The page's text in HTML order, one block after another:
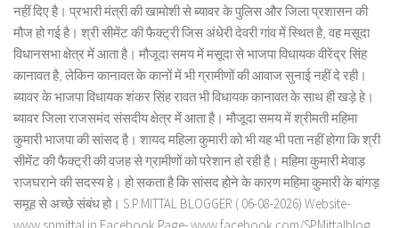
नहीं दिए है। प्रभारी मंत्री की खामोशी से ब्यावर के पुलिस और जिला प्रशासन की
मौज हो गई है। श्री सीमेंट की फैक्ट्री जिस अंधेरी देवरी गांव में स्थित है, वह मसूदा
विधानसभा क्षेत्र में आता है। मौजूदा समय में मसूदा से भाजपा विधायक वीरेंद्र सिंह
कानावत है, लेकिन कानावत के कानों में भी ग्रामीणों की आवाज सुनाई नहीं दे रही।
ब्यावर के भाजपा विधायक शंकर सिंह रावत भी विधायक कानावत के साथ ही खड़े हे।
ब्यावर जिला राजसमंद संसदीय क्षेत्र में आता है। मौजूदा समय में श्रीमती महिमा
कुमारी भाजपा की सांसद है। शायद महिला कुमारी को भी यह भी पता नहीं होगा कि श्री
सीमेंट की फैक्ट्री की वजह से ग्रामीणों को परेशान हो रही है। महिमा कुमारी मेवाड़
राजघराने की सदस्य हे। हो सकता है कि सांसद होने के कारण महिमा कुमारी के बांगड़
समूह से अच्छे संबंध हो। S.P.MITTAL BLOGGER ( 06-08-2026) Website-